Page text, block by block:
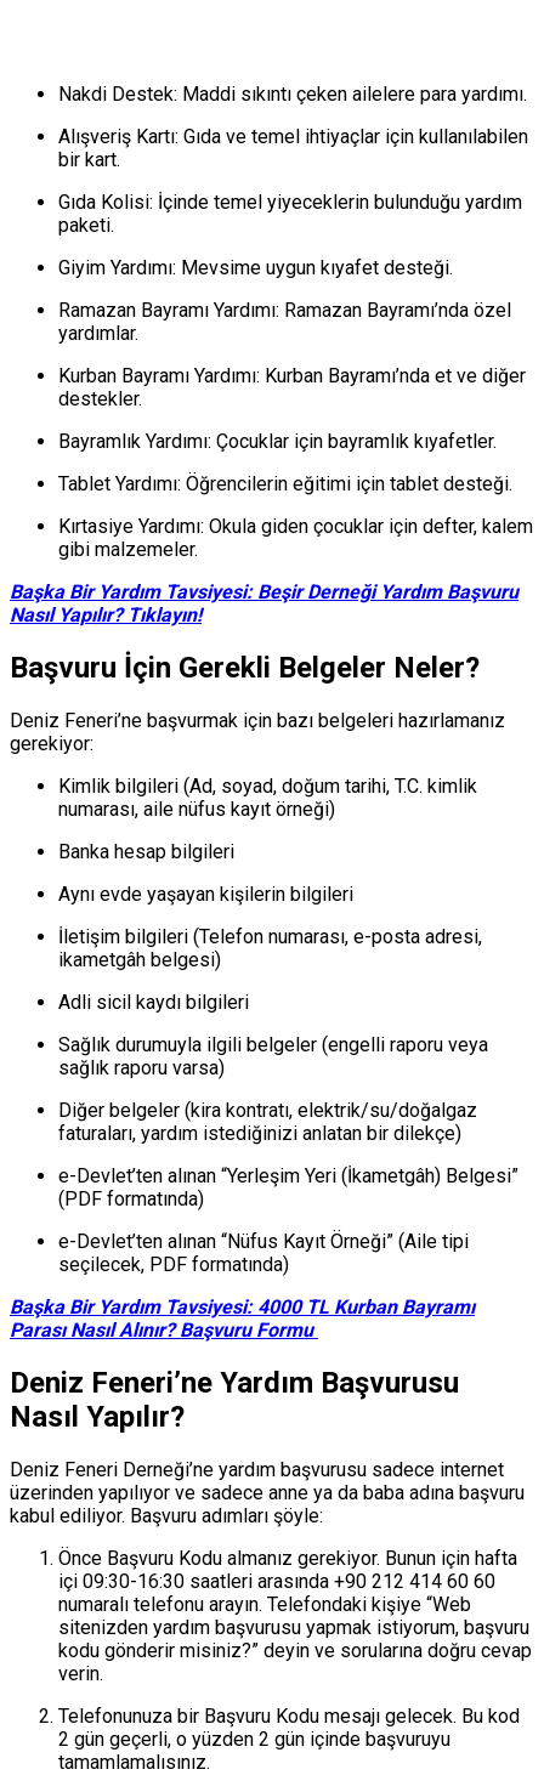
Nakdi Destek: Maddi sıkıntı çeken ailelere para yardımı.
Alışveriş Kartı: Gıda ve temel ihtiyaçlar için kullanılabilen
bir kart.
Gıda Kolisi: İçinde temel yiyeceklerin bulunduğu yardım
paketi.
Giyim Yardımı: Mevsime uygun kıyafet desteği.
Ramazan Bayramı Yardımı: Ramazan Bayramı’nda özel
yardımlar.
Kurban Bayramı Yardımı: Kurban Bayramı’nda et ve diğer
destekler.
Bayramlık Yardımı: Çocuklar için bayramlık kıyafetler.
Tablet Yardımı: Öğrencilerin eğitimi için tablet desteği.
Kırtasiye Yardımı: Okula giden çocuklar için defter, kalem
gibi malzemeler.
Başka Bir Yardım Tavsiyesi: Beşir Derneği Yardım Başvuru
Nasıl Yapılır? Tıklayın!
Başvuru İçin Gerekli Belgeler Neler?
Deniz Feneri’ne başvurmak için bazı belgeleri hazırlamanız
gerekiyor:
Kimlik bilgileri (Ad, soyad, doğum tarihi, T.C. kimlik
numarası, aile nüfus kayıt örneği)
Banka hesap bilgileri
Aynı evde yaşayan kişilerin bilgileri
İletişim bilgileri (Telefon numarası, e-posta adresi,
ikametgâh belgesi)
Adli sicil kaydı bilgileri
Sağlık durumuyla ilgili belgeler (engelli raporu veya
sağlık raporu varsa)
Diğer belgeler (kira kontratı, elektrik/su/doğalgaz
faturaları, yardım istediğinizi anlatan bir dilekçe)
e-Devlet’ten alınan “Yerleşim Yeri (İkametgâh) Belgesi”
(PDF formatında)
e-Devlet’ten alınan “Nüfus Kayıt Örneği” (Aile tipi
seçilecek, PDF formatında)
Başka Bir Yardım Tavsiyesi: 4000 TL Kurban Bayramı
Parası Nasıl Alınır? Başvuru Formu
Deniz Feneri’ne Yardım Başvurusu
Nasıl Yapılır?
Deniz Feneri Derneği’ne yardım başvurusu sadece internet
üzerinden yapılıyor ve sadece anne ya da baba adına başvuru
kabul ediliyor. Başvuru adımları şöyle:
Önce Başvuru Kodu almanız gerekiyor. Bunun için hafta
içi 09:30-16:30 saatleri arasında +90 212 414 60 60
numaralı telefonu arayın. Telefondaki kişiye “Web
sitenizden yardım başvurusu yapmak istiyorum, başvuru
kodu gönderir misiniz?” deyin ve sorularına doğru cevap
verin.
Telefonunuza bir Başvuru Kodu mesajı gelecek. Bu kod
2 gün geçerli, o yüzden 2 gün içinde başvuruyu
tamamlamalısınız.